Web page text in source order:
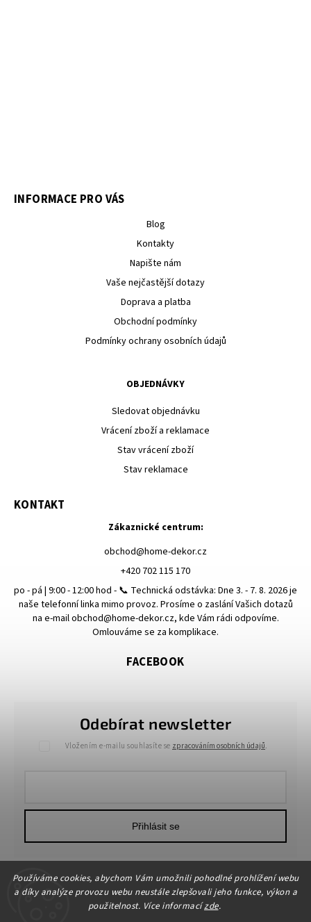
Používáme cookies, abychom Vám umožnili pohodlné prohlížení webu
a díky analýze provozu webu neustále zlepšovali jeho funkce, výkon a
použitelnost. Více informacízde.
INFORMACE PRO VÁS
Blog
Kontakty
Napište nám
Vaše nejčastější dotazy
Doprava a platba
Obchodní podmínky
Podmínky ochrany osobních údajů
OBJEDNÁVKY
Sledovat objednávku
Vrácení zboží a reklamace
Stav vrácení zboží
Stav reklamace
Odebírat newsletter
Vložením e-mailu souhlasíte se zpracováním osobních údajů.
Přihlásit se
KONTAKT
Zákaznické centrum:
obchod@home-dekor.cz
+420 702 115 170
po - pá | 9:00 - 12:00 hod - 📞 Technická odstávka: Dne 3. - 7. 8. 2026 je
naše telefonní linka mimo provoz. Prosíme o zaslání Vašich dotazů
na e-mail obchod@home-dekor.cz, kde Vám rádi odpovíme.
Omlouváme se za komplikace.
FACEBOOK